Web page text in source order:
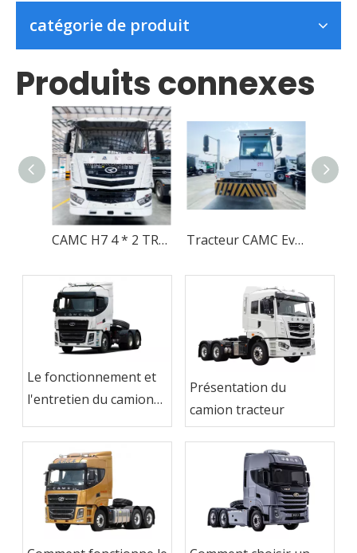
catégorie de produit
Produits connexes
CAMC H7 4 * 2 TRACTEUR DIESEL TRADITIONNEL Tracteur CAMC Ev de haute qualité, 4x2, Terminal portuaire à basse vitesse, camion tracteur à vendre
Le fonctionnement et
l'entretien du camion
Présentation du
camion tracteur